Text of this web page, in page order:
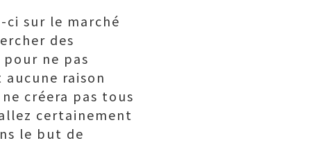
sur le marché
des
ne pas
raison
créera pas tous
certainement
le but de